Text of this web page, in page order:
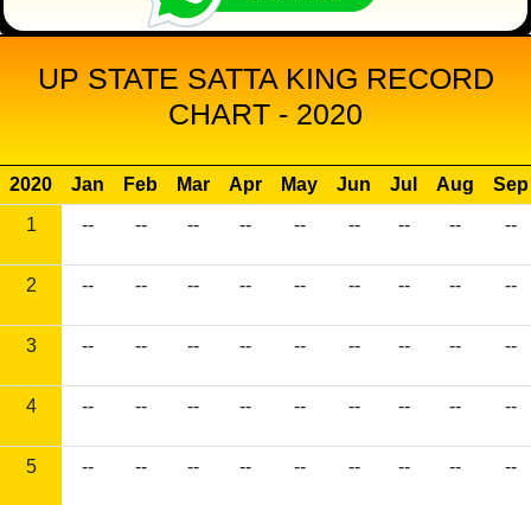
UP STATE SATTA KING RECORD
CHART - 2020
2020 Jan Feb Mar Apr May Jun Jul Aug
Sep
1
-- -- -- -- -- -- -- -- --
2 -- -- -- -- -- -- -- -- --
3 -- -- -- -- -- -- -- -- --
4 -- -- -- -- -- -- -- -- --
5 -- -- -- -- -- -- -- -- --